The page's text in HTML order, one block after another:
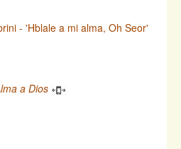
- 'Hblale a mi alma, Oh Seor'
a Dios